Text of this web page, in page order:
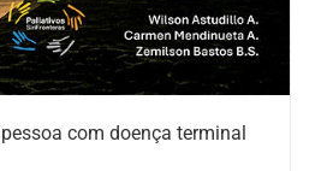
com doença terminal